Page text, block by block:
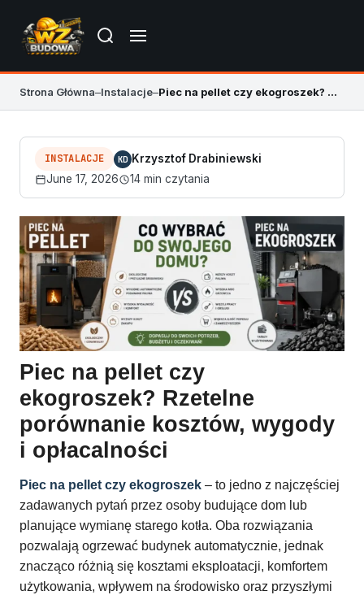
Strona Główna–Instalacje– Piec na pellet czy ekogroszek? Rzetelne porównanie 2026
INSTALACJE KD Krzysztof Drabiniewski
June 17, 2026
14 min czytania
Piec na pellet czy
ekogroszek? Rzetelne
porównanie kosztów, wygody
i opłacalności
Piec na pellet czy ekogroszek – to jedno z najczęściej
zadawanych pytań przez osoby budujące dom lub
planujące wymianę starego kotła. Oba rozwiązania
pozwalają ogrzewać budynek automatycznie, jednak
znacząco różnią się kosztami eksploatacji, komfortem
użytkowania, wpływem na środowisko oraz przyszłymi